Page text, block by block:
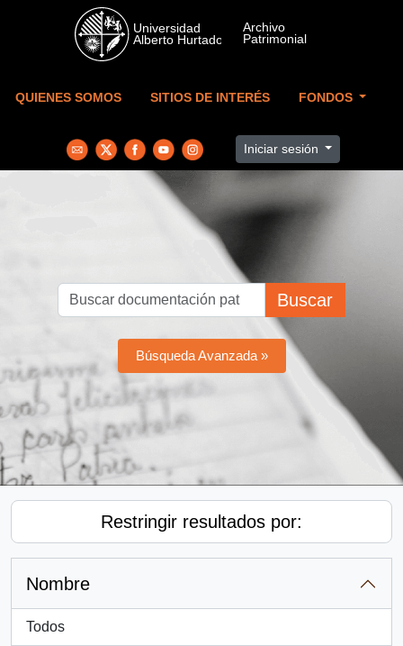
Skip to main content
QUIENES SOMOS SITIOS DE INTERÉS FONDOS
Iniciar sesión
Buscar
Búsqueda Avanzada »
Restringir resultados por:
Nombre
Todos